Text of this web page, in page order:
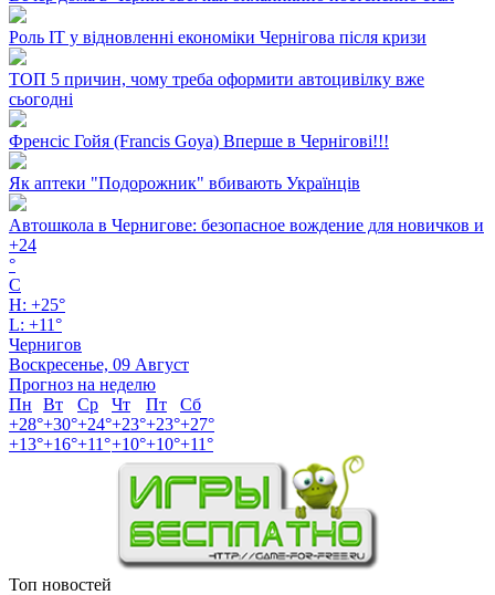
Роль ІТ у відновленні економіки Чернігова після кризи
ТОП 5 причин, чому треба оформити автоцивілку вже
сьогодні
Френсіс Гойя (Francis Goya) Вперше в Чернігові!!!
Як аптеки "Подорожник" вбивають Українців
Автошкола в Чернигове: безопасное вождение для новичков и
+24
°
C
H: +25°
L: +11°
Чернигов
Воскресенье, 09 Август
Прогноз на неделю
Пн
Вт Ср Чт Пт
Сб
+28°+30°+24°+23°+23°+27°
+13°+16°+11°+10°+10°+11°
Топ новостей